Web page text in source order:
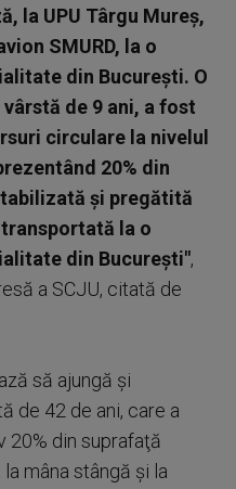
la UPU Târgu Mureş,
SMURD, la o
din Bucureşti. O
de 9 ani, a fost
circulare la nivelul
20% din
şi pregătită
la o
din Bucureşti",
a SCJU, citată de
să ajungă şi
de 42 de ani, care a
20% din suprafaţă
mâna stângă şi la